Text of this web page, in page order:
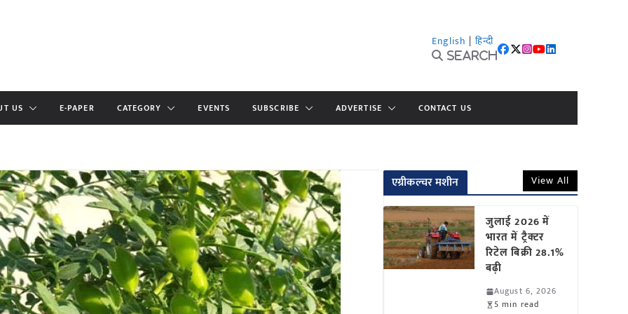
English | हिन्दी
Search
US E-PAPER CATEGORY EVENTS SUBSCRIBE ADVERTISE CONTACT US
एग्रीकल्चर मशीन View All
जुलाई 2026 में
भारत में ट्रैक्टर
रिटेल बिक्री 28.1%
बढ़ी
August 6, 2026
5 min read